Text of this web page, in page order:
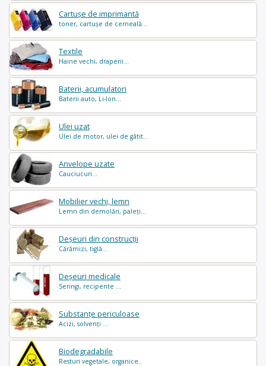
Cartușe de imprimantă
toner, cartușe de cerneală...
Textile
Haine vechi, draperii...
Baterii, acumulatori
Baterii auto, Li-Ion...
Ulei uzat
Ulei de motor, ulei de gătit...
Anvelope uzate
Cauciucuri...
Mobilier vechi, lemn
Lemn din demolări, paleți...
Deșeuri din construcții
Cărămizi, tiglă...
Deșeuri medicale
Seringi, recipente ...
Substanțe periculoase
Acizi, solvenți ...
Biodegradabile
Resturi vegetale, organice..